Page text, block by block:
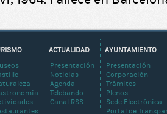
AYUNTAMIENTO
Presentación
Corporación
Trámites
Plenos
Sede Electrónica
Portal de
ACTUALIDAD
Presentación
Noticias
Agenda
Telebando
Canal RSS